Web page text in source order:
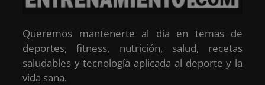
Queremos mantenerte al día en temas de
deportes, fitness, nutrición, salud, recetas
saludables y tecnología aplicada al deporte y la
vida sana.